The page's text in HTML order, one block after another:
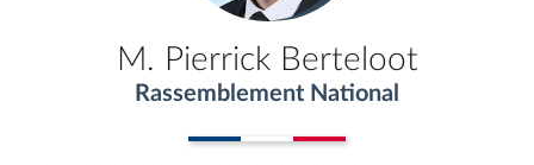
M. Pierrick Berteloot
Rassemblement National